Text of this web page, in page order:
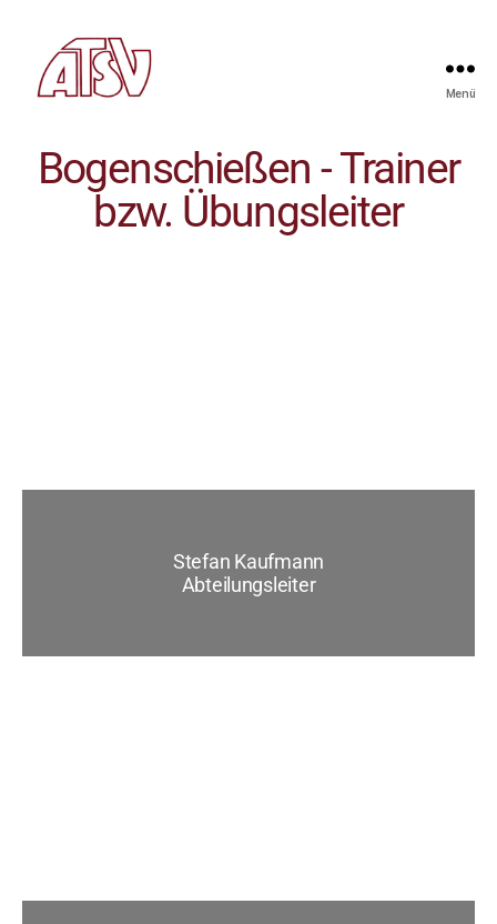
Menü
Bogenschießen - Trainer
bzw. Übungsleiter
Stefan Kaufmann
Abteilungsleiter